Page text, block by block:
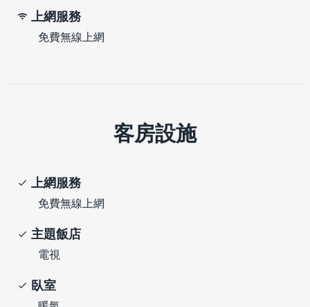
上網服務
免費無線上網
客房設施
上網服務
免費無線上網
主題飯店
電視
臥室